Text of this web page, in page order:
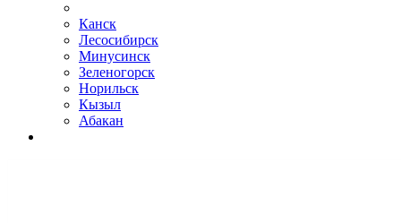
Канск
Лесосибирск
Минусинск
Зеленогорск
Норильск
Кызыл
Абакан